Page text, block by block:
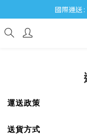
國際運送
運送政策
送貨方式